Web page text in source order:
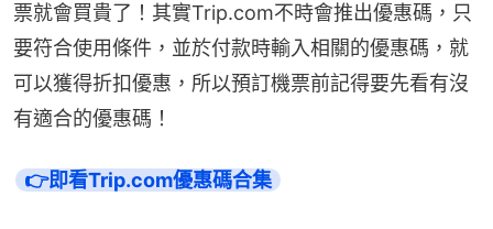
票就會買貴了！其實Trip.com不時會推出優惠碼，只
要符合使用條件，並於付款時輸入相關的優惠碼，就
可以獲得折扣優惠，所以預訂機票前記得要先看有沒
有適合的優惠碼！
👉即看Trip.com優惠碼合集